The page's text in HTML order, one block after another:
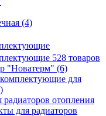
(4)
528 товаров
"Новатерм" (6)
для
отопления
для радиаторов